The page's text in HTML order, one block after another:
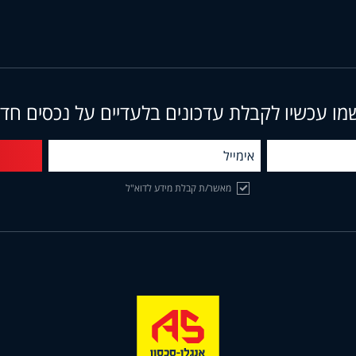
עכשיו לקבלת עדכונים בלעדיים על נכסים
מאשר/ת קבלת מידע לדוא"ל